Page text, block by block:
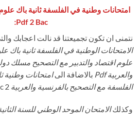
امتحانات وطنية في الفلسفة ثانية باك
Pdf 2 Bac:
نتمنى ان تكون تجميعتنا قد نالت اعجابك
علوم اقتصاد والتدبير مع التصحيح مسلك
والعربية Pdf
بالاضافة الىامتحانات وطنية
الفلسفة مع التصحيح بالفرنسية والعربية
وكذلكالامتحان الموحد الوطني للسنة